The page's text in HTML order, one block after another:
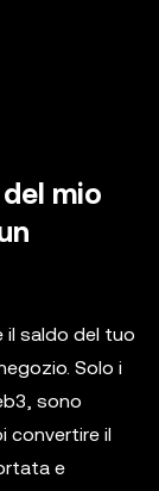
mio
il saldo del tuo
Solo i
sono
convertire il
e